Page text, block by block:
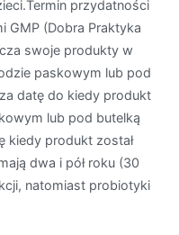
przydatności
GMP (Dobra Praktyka
swoje produkty w
paskowym lub pod
datę do kiedy produkt
lub pod butelką
kiedy produkt został
dwa i pół roku (30
natomiast probiotyki